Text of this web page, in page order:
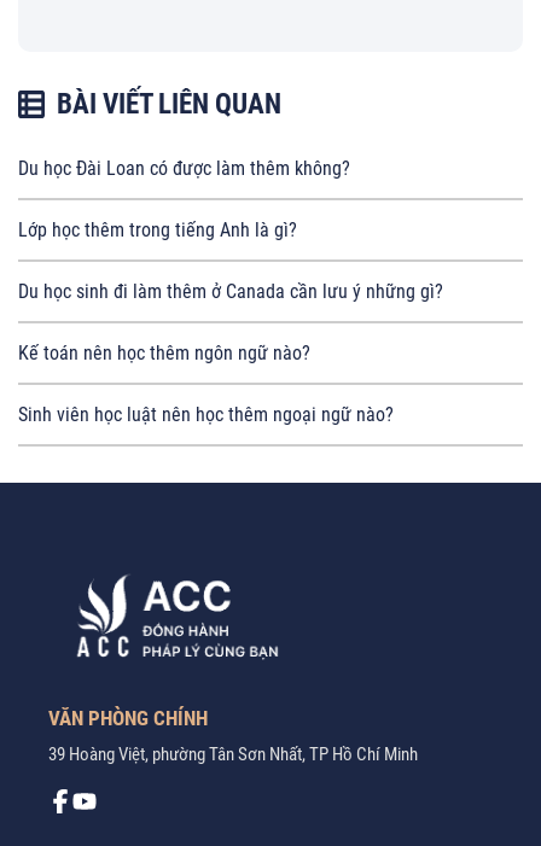
BÀI VIẾT LIÊN QUAN
Du học Đài Loan có được làm thêm không?
Lớp học thêm trong tiếng Anh là gì?
Du học sinh đi làm thêm ở Canada cần lưu ý những gì?
Kế toán nên học thêm ngôn ngữ nào?
Sinh viên học luật nên học thêm ngoại ngữ nào?
VĂN PHÒNG CHÍNH
39 Hoàng Việt, phường Tân Sơn Nhất, TP Hồ Chí Minh